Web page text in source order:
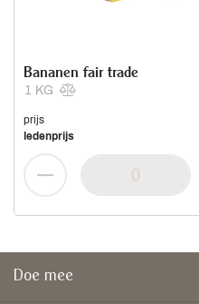
1 KG
Bananen fair trade
prijs
ledenprijs
Doe mee